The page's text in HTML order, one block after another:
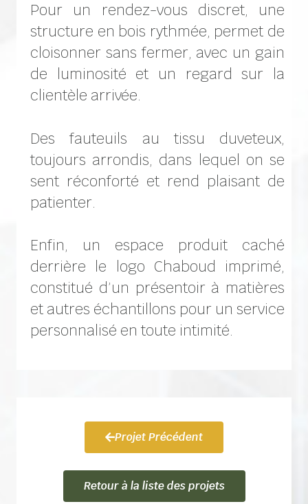
Pour un rendez-vous discret, une
structure en bois rythmée, permet de
cloisonner sans fermer, avec un gain
de luminosité et un regard sur la
clientèle arrivée.
Des fauteuils au tissu duveteux,
toujours arrondis, dans lequel on se
sent réconforté et rend plaisant de
patienter.
Enfin, un espace produit caché
derrière le logo Chaboud imprimé,
constitué d’un présentoir à matières
et autres échantillons pour un service
personnalisé en toute intimité.
Projet Précédent
Retour à la liste des projets